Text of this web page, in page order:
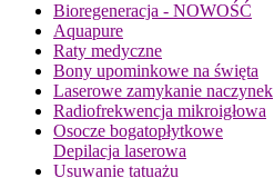
Bioregeneracja - NOWOŚĆ
Aquapure
Raty medyczne
Bony upominkowe na święta
Laserowe zamykanie naczynek
Radiofrekwencja mikroigłowa
Osocze bogatopłytkowe
Depilacja laserowa
Usuwanie tatuażu